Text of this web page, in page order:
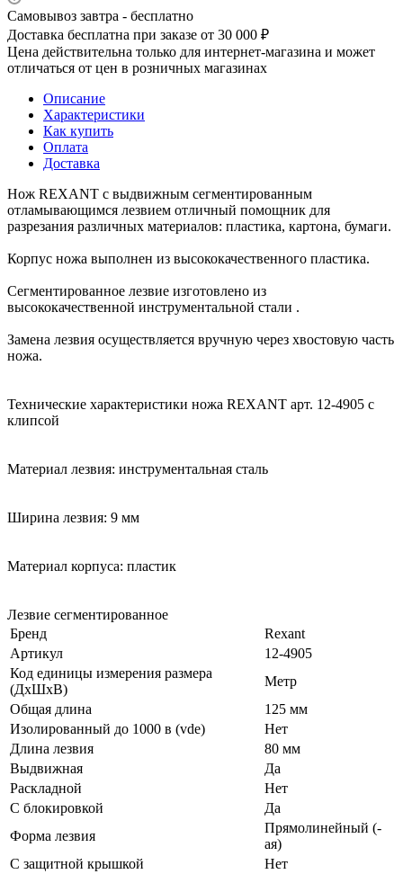
Самовывоз завтра - бесплатно
Доставка бесплатна при заказе от 30 000 ₽
Цена действительна только для интернет-магазина и может
отличаться от цен в розничных магазинах
Описание
Характеристики
Как купить
Оплата
Доставка
Нож REXANT с выдвижным сегментированным
отламывающимся лезвием отличный помощник для
разрезания различных материалов: пластика, картона, бумаги.
Корпус ножа выполнен из высококачественного пластика.
Сегментированное лезвие изготовлено из
высококачественной инструментальной стали .
Замена лезвия осуществляется вручную через хвостовую часть
ножа.
Технические характеристики ножа REXANT арт. 12-4905 c
клипсой
Материал лезвия: инструментальная сталь
Ширина лезвия: 9 мм
Материал корпуса: пластик
Лезвие сегментированное
Бренд
Rexant
Артикул
12-4905
Код единицы измерения размера
(ДхШхВ)
Метр
Общая длина
125 мм
Изолированный до 1000 в (vde)
Нет
Длина лезвия
80 мм
Выдвижная
Да
Раскладной
Нет
С блокировкой
Да
Форма лезвия
Прямолинейный (-
ая)
С защитной крышкой
Нет